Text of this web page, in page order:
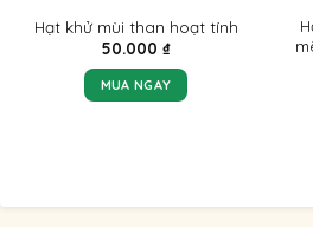
Hạt khử mùi than hoạt tính
50.000 ₫
MUA NGAY